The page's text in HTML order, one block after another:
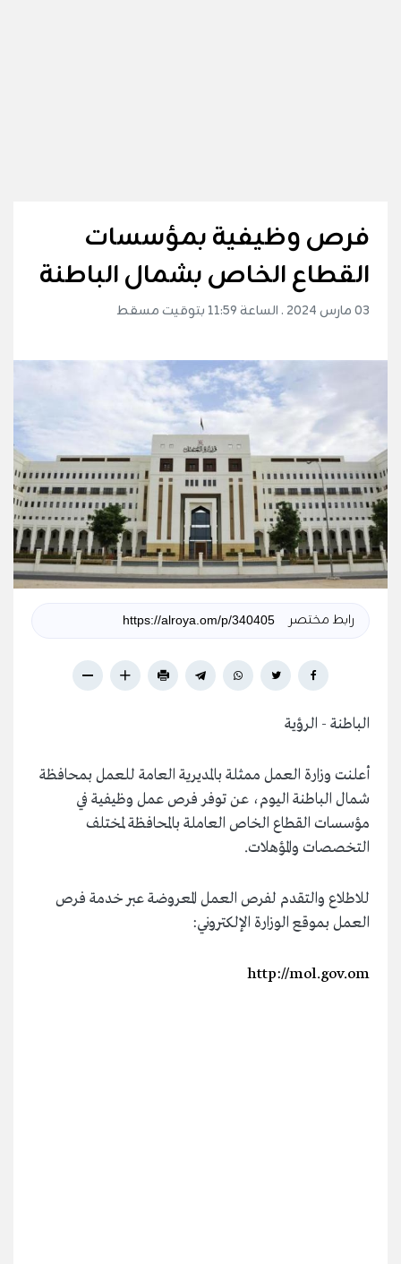
فرص وظيفية بمؤسسات
القطاع الخاص بشمال الباطنة
03 مارس 2024 . الساعة 11:59 بتوقيت مسقط
رابط مختصر
الباطنة - الرؤية
أعلنت وزارة العمل ممثلة بالمديرية العامة للعمل بمحافظة
شمال الباطنة اليوم، عن توفر فرص عمل وظيفية في
مؤسسات القطاع الخاص العاملة بالمحافظة لمختلف
التخصصات والمؤهلات.
للاطلاع والتقدم لفرص العمل المعروضة عبر خدمة فرص
العمل بموقع الوزارة الإلكتروني:
http://mol.gov.om